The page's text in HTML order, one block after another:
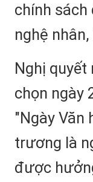
chính sách
nghệ nhân,
Nghị quyết
chọn ngày
"Ngày Văn
trương là
được